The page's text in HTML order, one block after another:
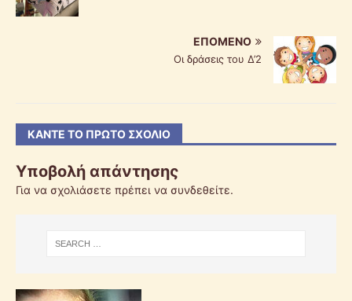
ΕΠΌΜΕΝΟ
Οι δράσεις του Δ’2
ΚΆΝΤΕ ΤΟ ΠΡΏΤΟ ΣΧΌΛΙΟ
Υποβολή απάντησης
Για να σχολιάσετε πρέπει να συνδεθείτε.